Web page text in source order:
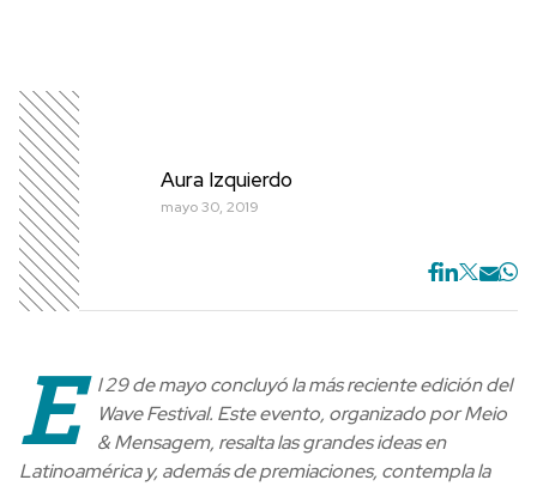
Aura Izquierdo
mayo 30, 2019
E
l 29 de mayo concluyó la más reciente edición del
Wave Festival. Este evento, organizado por Meio
& Mensagem, resalta las grandes ideas en
Latinoamérica y, además de premiaciones, contempla la